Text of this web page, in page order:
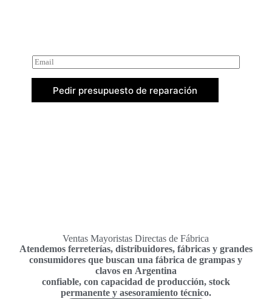
Pedir presupuesto de reparación
Ventas Mayoristas Directas de Fábrica
Atendemos ferreterías, distribuidores, fábricas y grandes
consumidores que buscan unafábrica de grampas y
clavos en Argentina
confiable, con capacidad de producción, stock
permanente y asesoramiento técnico.